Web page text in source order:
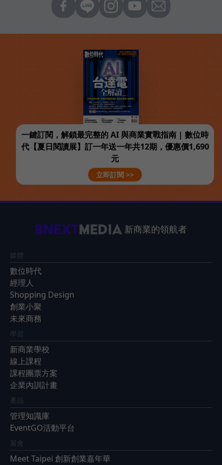
一鍵訂閱，解鎖最完整的 AI 與商業實戰指南 | 數位時
代【夏日閱讀展】訂一年送一年共12期，優惠價1,690
元
立即訂閱 >>
新商業的領航者
媒體
數位時代
經理人
Shopping Design
創業小聚
未來商務
學習
新商業學校
線上課程
課程團票方案
企業內訓計畫
產品
管理知識庫
EventGO活動平台
展會
Meet Taipei 創新創業嘉年華